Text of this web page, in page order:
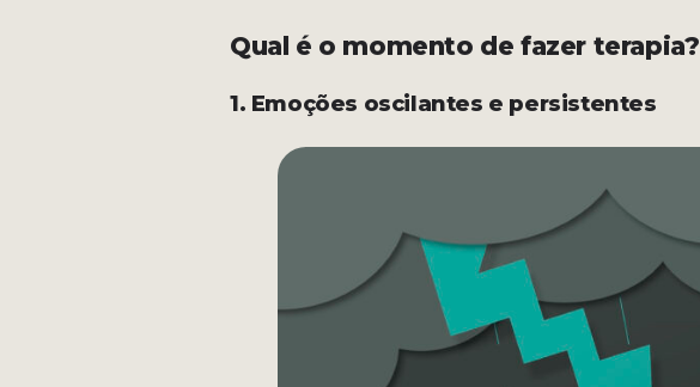
Qual é o momento de fazer terapia?
1. Emoções oscilantes e persistentes